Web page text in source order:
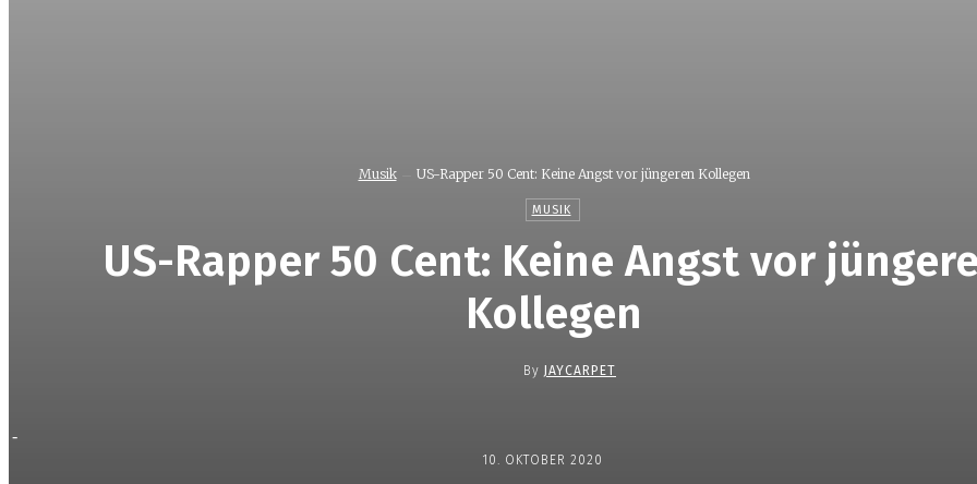
Musik US-Rapper 50 Cent: Keine Angst vor jüngeren Kollegen
MUSIK
US-Rapper 50 Cent: Keine Angst vor
Kollegen
By JAYCARPET
-
10. OKTOBER 2020